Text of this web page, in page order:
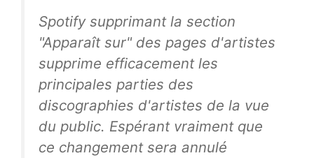
Spotify supprimant la section
"Apparaît sur" des pages d'artistes
supprime efficacement les
principales parties des
discographies d'artistes de la vue
du public. Espérant vraiment que
ce changement sera annulé